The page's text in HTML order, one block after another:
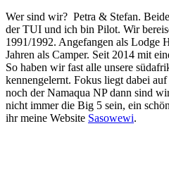
Wer sind wir? Petra & Stefan.
der TUI und ich bin Pilot. Wir
1991/1992. Angefangen als Lodge
Jahren als Camper. Seit 2014 mit
So haben wir fast alle unsere
kennengelernt. Fokus liegt dabei
noch der Namaqua NP dann sind
nicht immer die Big 5 sein, ein
ihr meine Website Sasowewi.